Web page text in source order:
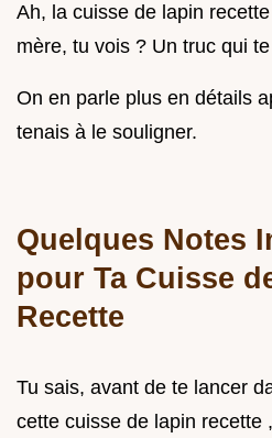
Ah, la cuisse de lapin
mère, tu vois ? Un truc qui
On en parle plus en détails
tenais à le souligner.
Quelques Notes
pour Ta Cuisse
Recette
Tu sais, avant de te lancer
cette cuisse de lapin recette